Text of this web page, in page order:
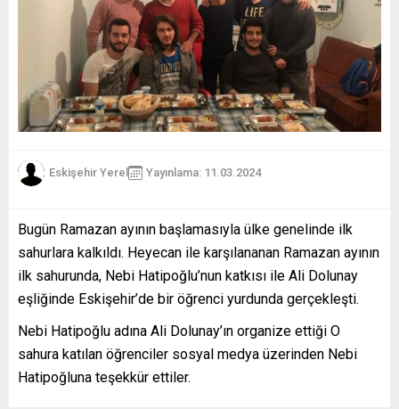
Eskişehir Yerel Yayınlama: 11.03.2024
Bugün Ramazan ayının başlamasıyla ülke genelinde ilk
sahurlara kalkıldı. Heyecan ile karşılananan Ramazan ayının
ilk sahurunda, Nebi Hatipoğlu’nun katkısı ile Ali Dolunay
eşliğinde Eskişehir’de bir öğrenci yurdunda gerçekleşti.
Nebi Hatipoğlu adına Ali Dolunay’ın organize ettiği O
sahura katılan öğrenciler sosyal medya üzerinden Nebi
Hatipoğluna teşekkür ettiler.